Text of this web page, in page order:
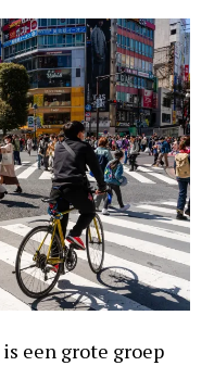
is een grote groep